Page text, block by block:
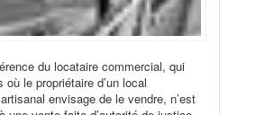
du locataire commercial, qui
le propriétaire d’un local
envisage de le vendre, n’est